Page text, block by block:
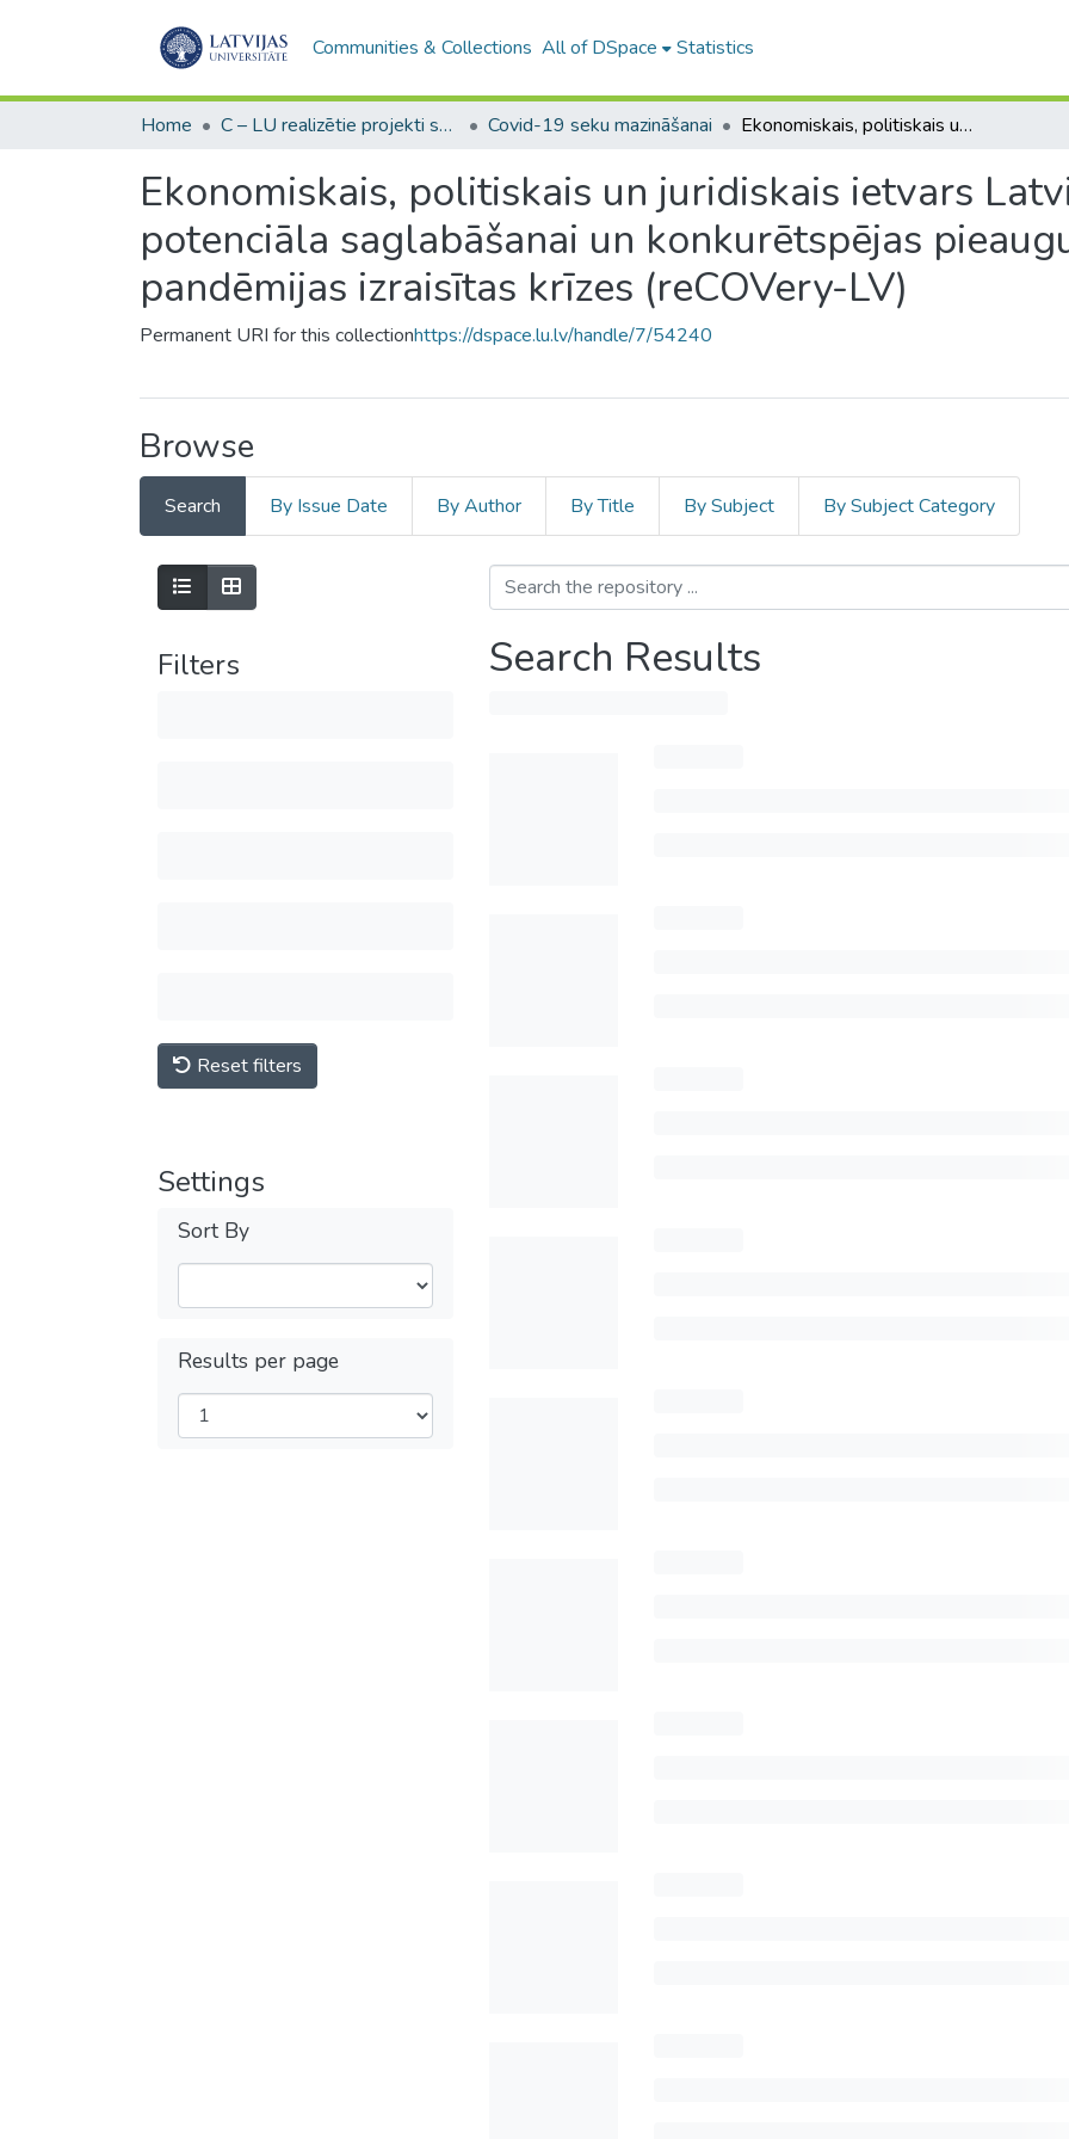
Communities & Collections All of DSpace Statistics
Home C – LU realizētie projekti sadarbībā ar citām institucijām / UL implemented projects in cooperation with other institutions Covid-19 seku mazināšanai Ekonomiskais, politiskais un juridiskais ietvars Latvijas tautsaimniecības potenciāla saglabāšanai un konkurētspējas pieauguma veicināšanai pēc pandēmijas izraisītas krīzes (reCOVery-LV)
Ekonomiskais, politiskais un juridiskais ietvars
potenciāla saglabāšanai un konkurētspējas
pandēmijas izraisītas krīzes (reCOVery-LV)
Permanent URI for this collectionhttps://dspace.lu.lv/handle/7/54240
Browse
Search By Issue Date By Author By Title By Subject By Subject Category
Filters
Reset filters
Settings
Sort By
Results per page
Search Results